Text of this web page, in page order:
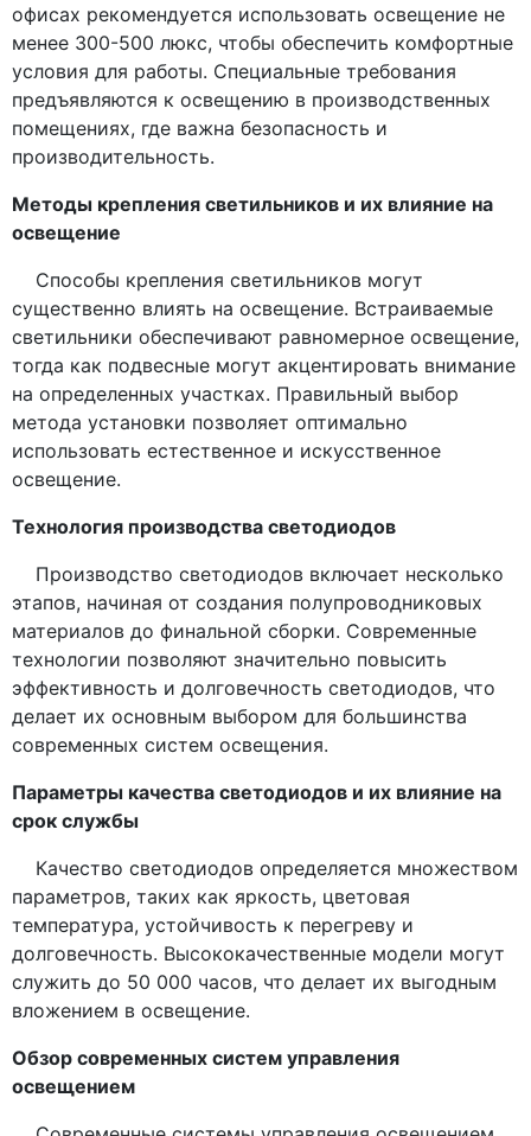
офисах рекомендуется использовать освещение не
менее 300-500 люкс, чтобы обеспечить комфортные
условия для работы. Специальные требования
предъявляются к освещению в производственных
помещениях, где важна безопасность и
производительность.
Методы крепления светильников и их влияние на
освещение
Способы крепления светильников могут
существенно влиять на освещение. Встраиваемые
светильники обеспечивают равномерное освещение,
тогда как подвесные могут акцентировать внимание
на определенных участках. Правильный выбор
метода установки позволяет оптимально
использовать естественное и искусственное
освещение.
Технология производства светодиодов
Производство светодиодов включает несколько
этапов, начиная от создания полупроводниковых
материалов до финальной сборки. Современные
технологии позволяют значительно повысить
эффективность и долговечность светодиодов, что
делает их основным выбором для большинства
современных систем освещения.
Параметры качества светодиодов и их влияние на
срок службы
Качество светодиодов определяется множеством
параметров, таких как яркость, цветовая
температура, устойчивость к перегреву и
долговечность. Высококачественные модели могут
служить до 50 000 часов, что делает их выгодным
вложением в освещение.
Обзор современных систем управления
освещением